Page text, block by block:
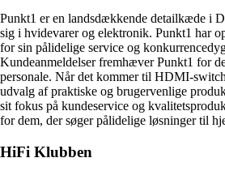
Punkt1 er en landsdækkende detailkæde i
sig i hvidevarer og elektronik. Punkt1 har
for sin pålidelige service og
Kundeanmeldelser fremhæver Punkt1 for
personale. Når det kommer til HDMI-
udvalg af praktiske og brugervenlige
sit fokus på kundeservice og
for dem, der søger pålidelige løsninger til
HiFi Klubben